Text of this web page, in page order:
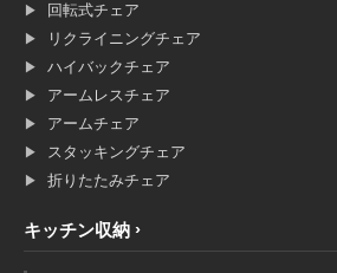
回転式チェア
リクライニングチェア
ハイバックチェア
アームレスチェア
アームチェア
スタッキングチェア
折りたたみチェア
キッチン収納